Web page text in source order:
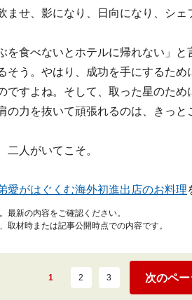
ませ、影になり、日向になり、シェ
を食べないとホテルに帰れない」
そう。やはり、成功を手にするた
ですよね。そして、取った星のた
の力を抜いて頑張れるのは、きっと
二人がいてこそ。
愛がはぐくむ海外初進出店のお料理
新の内容をご確認ください。
材時または記事公開時点での内容です。
1 2 3 次のペ